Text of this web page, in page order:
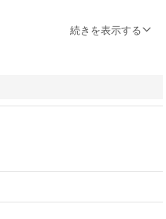
続きを表示する